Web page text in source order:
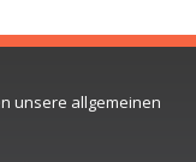
unsere allgemeinen